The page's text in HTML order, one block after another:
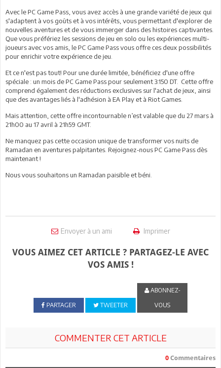
Avec le PC Game Pass, vous avez accès à une grande variété de jeux qui
s'adaptent à vos goûts et à vos intérêts, vous permettant d'explorer de
nouvelles aventures et de vous immerger dans des histoires captivantes.
Que vous préfériez les sessions de jeu en solo ou les expériences multi-
joueurs avec vos amis, le PC Game Pass vous offre ces deux possibilités
pour enrichir votre expérience de jeu.
Et ce n'est pas tout! Pour une durée limitée, bénéficiez d'une offre
spéciale : un mois de PC Game Pass pour seulement 3.150 DT. Cette offre
comprend également des réductions exclusives sur l'achat de jeux, ainsi
que des avantages liés à l'adhésion à EA Play et à Riot Games.
Mais attention, cette offre incontournable n’est valable que du 27 mars à
21h00 au 17 avril à 21h59 GMT.
Ne manquez pas cette occasion unique de transformer vos nuits de
Ramadan en aventures palpitantes. Rejoignez-nous PC Game Pass dès
maintenant !
Nous vous souhaitons un Ramadan paisible et béni.
Envoyer à un ami Imprimer
VOUS AIMEZ CET ARTICLE ? PARTAGEZ-LE AVEC
VOS AMIS !
PARTAGER TWEETER
ABONNEZ-
VOUS
COMMENTER CET ARTICLE
0 Commentaires